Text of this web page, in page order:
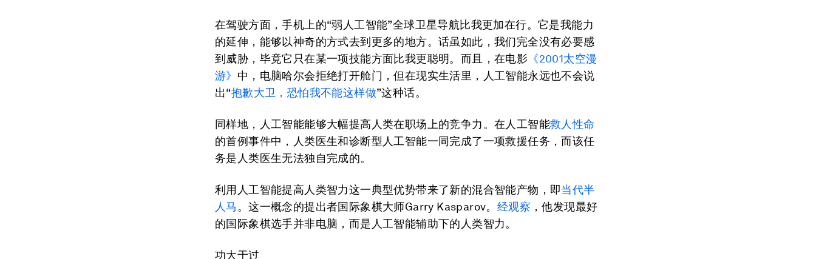
在驾驶方面，手机上的“弱人工智能”全球卫星导航比我更加在行。它是我能力
的延伸，能够以神奇的方式去到更多的地方。话虽如此，我们完全没有必要感
到威胁，毕竟它只在某一项技能方面比我更聪明。而且，在电影 《2001太空漫
游》 中，电脑哈尔会拒绝打开舱门，但在现实生活里，人工智能永远也不会说
出“抱歉大卫，恐怕我不能这样做”这种话。
同样地，人工智能能够大幅提高人类在职场上的竞争力。在人工智能救人性命
的首例事件中，人类医生和诊断型人工智能一同完成了一项救援任务，而该任
务是人类医生无法独自完成的。
利用人工智能提高人类智力这一典型优势带来了新的混合智能产物，即当代半
人马。这一概念的提出者国际象棋大师Garry Kasparov。 经观察 ，他发现最好
的国际象棋选手并非电脑，而是人工智能辅助下的人类智力。
功大于过